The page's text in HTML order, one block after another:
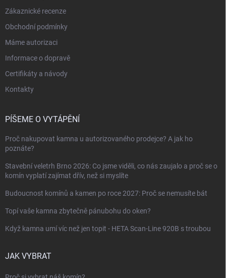
Zákaznické recenze
Obchodní podmínky
Máme autorizaci
Informace o dopravě
Certifikáty a návody
Kontakty
PÍŠEME O VYTÁPĚNÍ
Proč nakupovat kamna u autorizovaného prodejce? A jak ho
poznáte?
Stavební veletrh Brno 2026: Co jsme viděli, co nás zaujalo a proč se o
komín vyplatí zajímat dřív, než si myslíte
Budoucnost komínů a kamen po roce 2027: Proč se nemusíte bát
Topí vaše kamna zbytečně pánubohu do oken?
Když kamna umí víc než jen topit - HETA Scan-Line 920B s troubou
JAK VYBRAT